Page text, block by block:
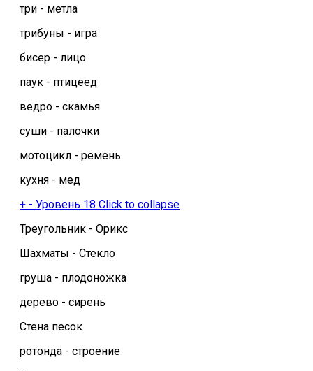
три - метла
трибуны - игра
бисер - лицо
паук - птицеед
ведро - скамья
суши - палочки
мотоцикл - ремень
кухня - мед
+ - Уровень 18 Click to collapse
Треугольник - Орикс
Шахматы - Стекло
груша - плодоножка
дерево - сирень
Стена песок
ротонда - строение